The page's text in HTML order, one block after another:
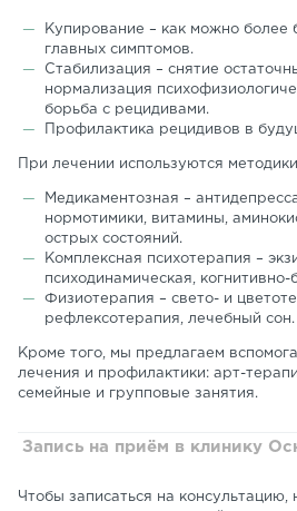
Купирование – как можно более
главных симптомов.
Стабилизация – снятие
нормализация
борьба с рецидивами.
Профилактика рецидивов в
При лечении используются
Медикаментозная –
нормотимики, витамины,
острых состояний.
Комплексная психотерапия –
психодинамическая, когнитивно-
Физиотерапия – свето- и
рефлексотерапия, лечебный сон.
Кроме того, мы предлагаем
лечения и профилактики: арт-
семейные и групповые занятия.
Запись на приём в клинику
Чтобы записаться на консультацию,